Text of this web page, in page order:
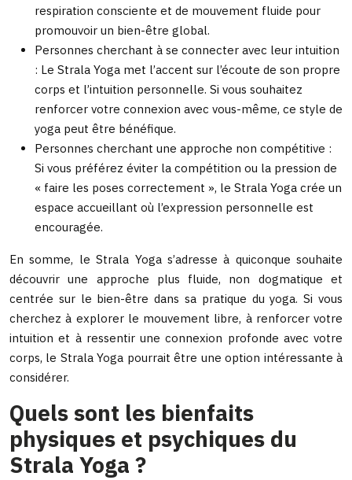
respiration consciente et de mouvement fluide pour
promouvoir un bien-être global.
Personnes cherchant à se connecter avec leur intuition
: Le Strala Yoga met l’accent sur l’écoute de son propre
corps et l’intuition personnelle. Si vous souhaitez
renforcer votre connexion avec vous-même, ce style de
yoga peut être bénéfique.
Personnes cherchant une approche non compétitive :
Si vous préférez éviter la compétition ou la pression de
« faire les poses correctement », le Strala Yoga crée un
espace accueillant où l’expression personnelle est
encouragée.
En somme, le Strala Yoga s’adresse à quiconque souhaite
découvrir une approche plus fluide, non dogmatique et
centrée sur le bien-être dans sa pratique du yoga. Si vous
cherchez à explorer le mouvement libre, à renforcer votre
intuition et à ressentir une connexion profonde avec votre
corps, le Strala Yoga pourrait être une option intéressante à
considérer.
Quels sont les bienfaits
physiques et psychiques du
Strala Yoga ?